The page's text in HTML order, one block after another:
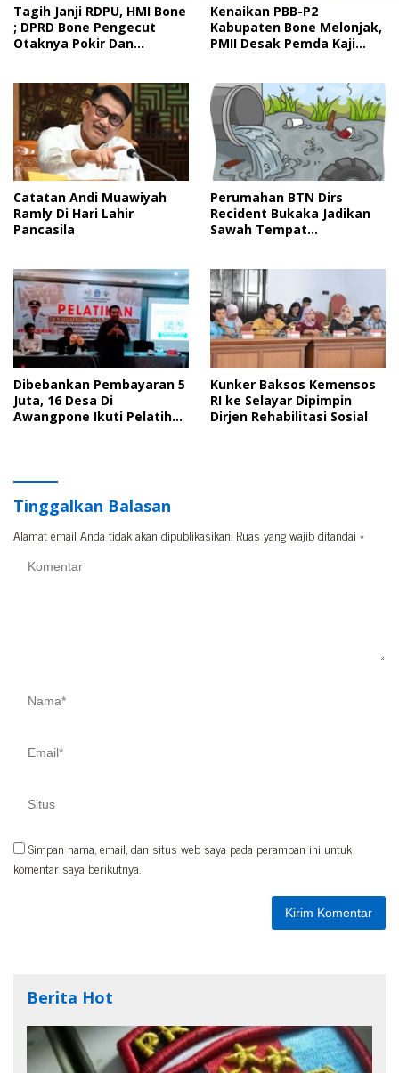
Tagih Janji RDPU, HMI Bone
; DPRD Bone Pengecut
Otaknya Pokir Dan
Kenaikan PBB-P2
Kabupaten Bone Melonjak,
PMII Desak Pemda Kaji
Catatan Andi Muawiyah
Ramly Di Hari Lahir
Pancasila
Perumahan BTN Dirs
Recident Bukaka Jadikan
Sawah Tempat
Panen
Dibebankan Pembayaran 5
Juta, 16 Desa Di
Awangpone Ikuti Pelatihan
Kunker Baksos Kemensos
RI ke Selayar Dipimpin
Dirjen Rehabilitasi Sosial
Tinggalkan Balasan
Alamat email Anda tidak akan dipublikasikan. Ruas yang wajib ditandai *
Simpan nama, email, dan situs web saya pada peramban ini untuk
komentar saya berikutnya.
Berita Hot